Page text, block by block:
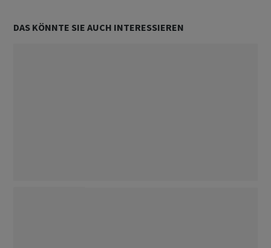
DAS KÖNNTE SIE AUCH INTERESSIEREN